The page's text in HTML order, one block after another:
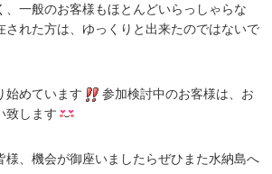
、一般のお客様もほとんどいらっしゃらな
された方は、ゆっくりと出来たのではないで
始めています
参加検討中のお客様は、お
致します
様、機会が御座いましたらぜひまた水納島へ